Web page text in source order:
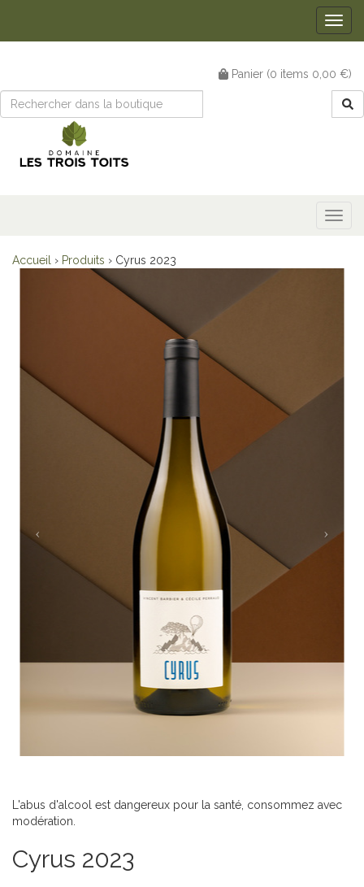
Panier (0 items 0,00 €)
Accueil › Produits › Cyrus 2023
Précédent
L'abus d'alcool est dangereux pour la santé, consommez avec
modération.
Cyrus 2023